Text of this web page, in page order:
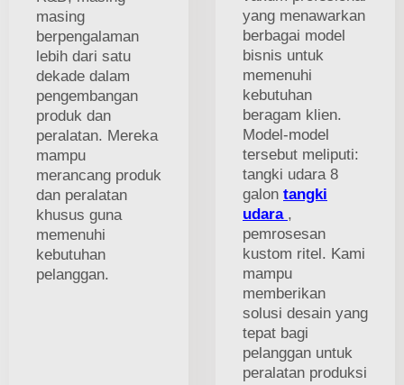
masing
berpengalaman
lebih dari satu
dekade dalam
pengembangan
produk dan
peralatan. Mereka
mampu
merancang produk
dan peralatan
khusus guna
memenuhi
kebutuhan
pelanggan.
yang menawarkan
berbagai model
bisnis untuk
memenuhi
kebutuhan
beragam klien.
Model-model
tersebut meliputi:
tangki udara 8
galon tangki
udara ,
pemrosesan
kustom ritel. Kami
mampu
memberikan
solusi desain yang
tepat bagi
pelanggan untuk
peralatan produksi